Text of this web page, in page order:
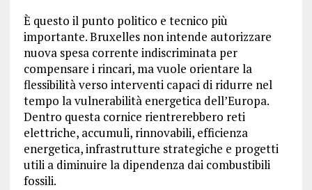
È questo il punto politico e tecnico più
importante. Bruxelles non intende autorizzare
nuova spesa corrente indiscriminata per
compensare i rincari, ma vuole orientare la
flessibilità verso interventi capaci di ridurre nel
tempo la vulnerabilità energetica dell’Europa.
Dentro questa cornice rientrerebbero reti
elettriche, accumuli, rinnovabili, efficienza
energetica, infrastrutture strategiche e progetti
utili a diminuire la dipendenza dai combustibili
fossili.